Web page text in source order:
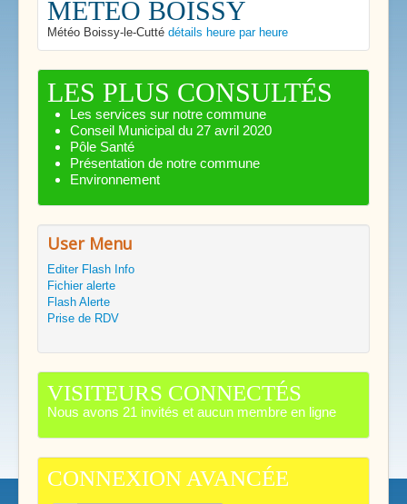
MÉTÉO BOISSY
Météo Boissy-le-Cutté détails heure par heure
LES PLUS CONSULTÉS
Les services sur notre commune
Conseil Municipal du 27 avril 2020
Pôle Santé
Présentation de notre commune
Environnement
User Menu
Editer Flash Info
Fichier alerte
Flash Alerte
Prise de RDV
VISITEURS CONNECTÉS
Nous avons 21 invités et aucun membre en ligne
CONNEXION AVANCÉE